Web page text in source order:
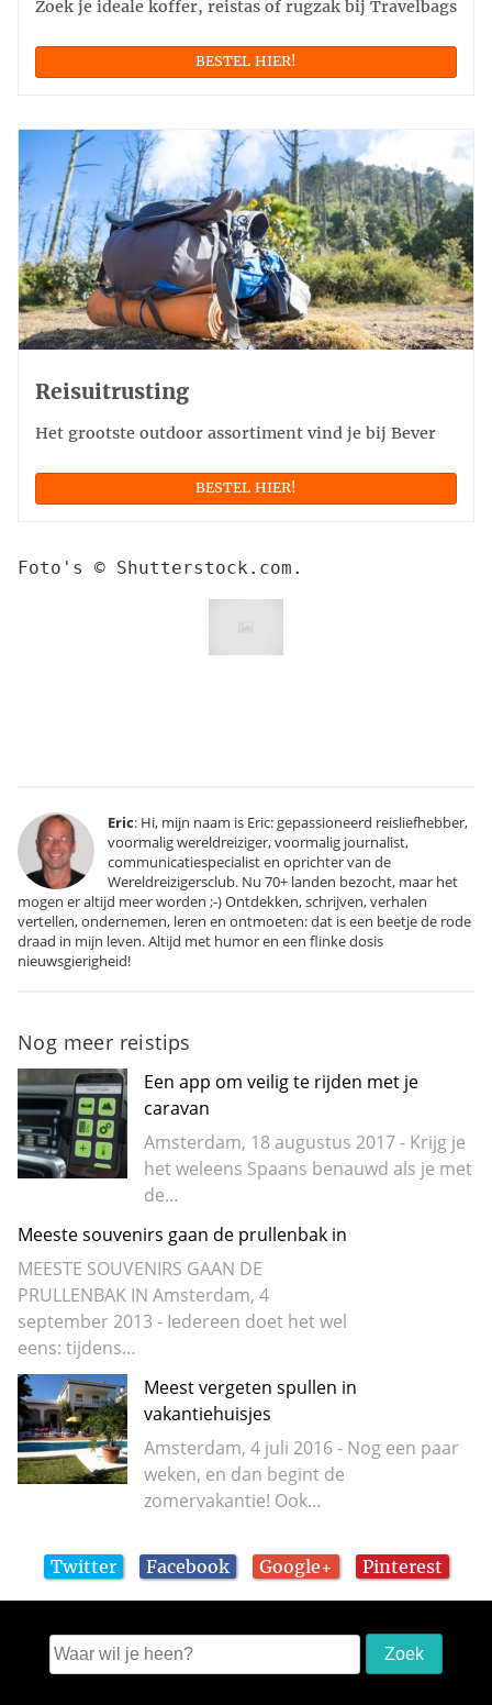
Zoek je ideale koffer, reistas of rugzak bij Travelbags
BESTEL HIER!
Reisuitrusting
Het grootste outdoor assortiment vind je bij Bever
BESTEL HIER!
Foto's © Shutterstock.com.
Eric: Hi, mijn naam is Eric: gepassioneerd reisliefhebber,
voormalig wereldreiziger, voormalig journalist,
communicatiespecialist en oprichter van de
Wereldreizigersclub. Nu 70+ landen bezocht, maar het
mogen er altijd meer worden ;-) Ontdekken, schrijven, verhalen
vertellen, ondernemen, leren en ontmoeten: dat is een beetje de rode
draad in mijn leven. Altijd met humor en een flinke dosis
nieuwsgierigheid!
Nog meer reistips
Een app om veilig te rijden met je
caravan
Amsterdam, 18 augustus 2017 - Krijg je
het weleens Spaans benauwd als je met
de…
Meeste souvenirs gaan de prullenbak in
MEESTE SOUVENIRS GAAN DE
PRULLENBAK IN Amsterdam, 4
september 2013 - Iedereen doet het wel
eens: tijdens…
Meest vergeten spullen in
vakantiehuisjes
Amsterdam, 4 juli 2016 - Nog een paar
weken, en dan begint de
zomervakantie! Ook…
Twitter Facebook Google+ Pinterest